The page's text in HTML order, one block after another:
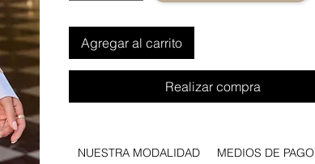
Agregar al carrito
Realizar compra
NUESTRA MODALIDAD MEDIOS DE PAGO